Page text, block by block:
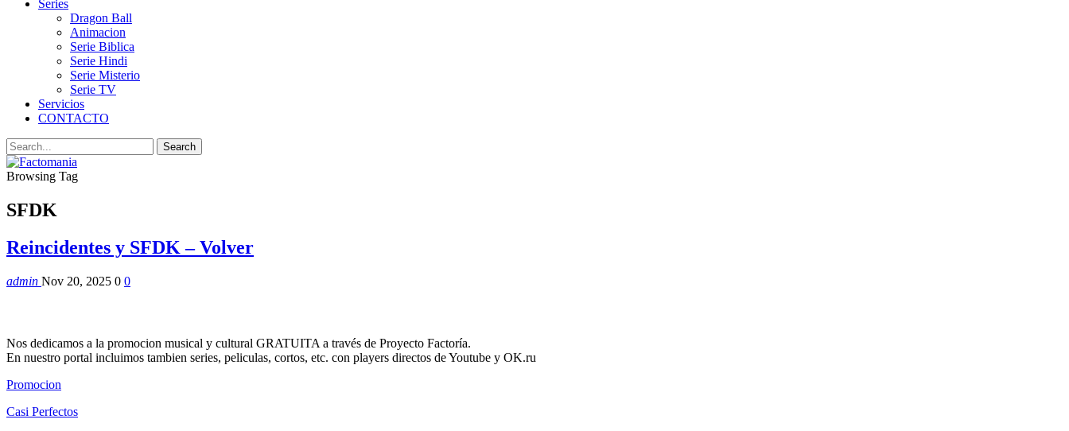
Series
Dragon Ball
Animacion
Serie Biblica
Serie Hindi
Serie Misterio
Serie TV
Servicios
CONTACTO
Browsing Tag
SFDK
Reincidentes y SFDK – Volver
admin Nov 20, 2025 0 0
Nos dedicamos a la promocion musical y cultural GRATUITA a través de Proyecto Factoría.
En nuestro portal incluimos tambien series, peliculas, cortos, etc. con players directos de Youtube y OK.ru
Promocion
Casi Perfectos